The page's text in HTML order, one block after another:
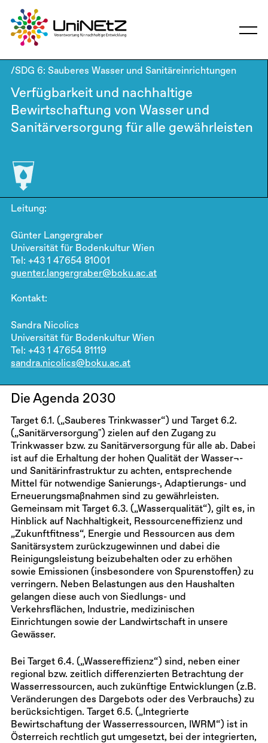
/SDG 6: Sauberes Wasser und Sanitäreinrichtungen
Verfügbarkeit und nachhaltige
Bewirtschaftung von Wasser und
Sanitärversorgung für alle gewährleisten
Leitung:
Günter Langergraber
Universität für Bodenkultur Wien
Tel: +43 1 47654 81001
guenter.langergraber@boku.ac.at
Kontakt:
Sandra Nicolics
Universität für Bodenkultur Wien
Tel: +43 1 47654 81119
sandra.nicolics@boku.ac.at
Die Agenda 2030
Target 6.1. („Sauberes Trinkwasser“) und Target 6.2.
(„Sanitärversorgung") zielen auf den Zugang zu
Trinkwasser bzw. zu Sanitärversorgung für alle ab. Dabei
ist auf die Erhaltung der hohen Qualität der Wasser¬-
und Sanitärinfrastruktur zu achten, entsprechende
Mittel für notwendige Sanierungs-, Adaptierungs- und
Erneuerungsmaßnahmen sind zu gewährleisten.
Gemeinsam mit Target 6.3. („Wasserqualität“), gilt es, in
Hinblick auf Nachhaltigkeit, Ressourceneffizienz und
„Zukunftfitness“, Energie und Ressourcen aus dem
Sanitärsystem zurückzugewinnen und dabei die
Reinigungsleistung beizubehalten oder zu erhöhen
sowie Emissionen (insbesondere von Spurenstoffen) zu
verringern. Neben Belastungen aus den Haushalten
gelangen diese auch von Siedlungs- und
Verkehrsflächen, Industrie, medizinischen
Einrichtungen sowie der Landwirtschaft in unsere
Gewässer.
Bei Target 6.4. („Wassereffizienz“) sind, neben einer
regional bzw. zeitlich differenzierten Betrachtung der
Wasserressourcen, auch zukünftige Entwicklungen (z.B.
Veränderungen des Dargebots oder des Verbrauchs) zu
berücksichtigen. Target 6.5. („Integrierte
Bewirtschaftung der Wasserressourcen, IWRM“) ist in
Österreich rechtlich gut umgesetzt, bei der integrierten,